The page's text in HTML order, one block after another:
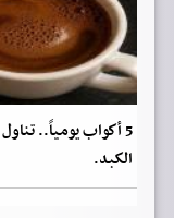
5 أكواب يومياً..
الكبد.